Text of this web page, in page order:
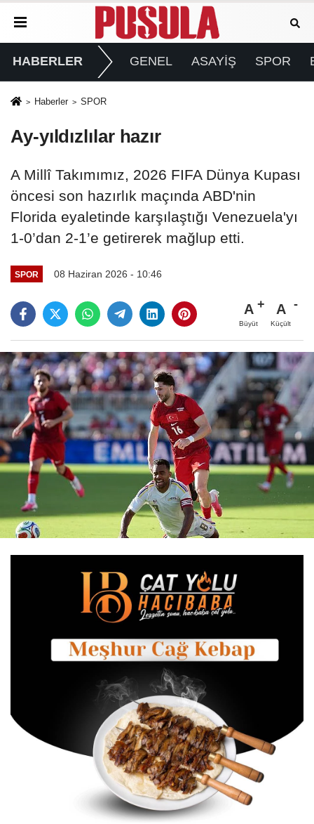
HABERLER GENEL ASAYİŞ SPOR
Haberler SPOR
Ay-yıldızlılar hazır
A Millî Takımımız, 2026 FIFA Dünya Kupası
öncesi son hazırlık maçında ABD'nin
Florida eyaletinde karşılaştığı Venezuela'yı
1-0’dan 2-1’e getirerek mağlup etti.
SPOR 08 Haziran 2026 - 10:46
A
Büyüt
A
Küçült